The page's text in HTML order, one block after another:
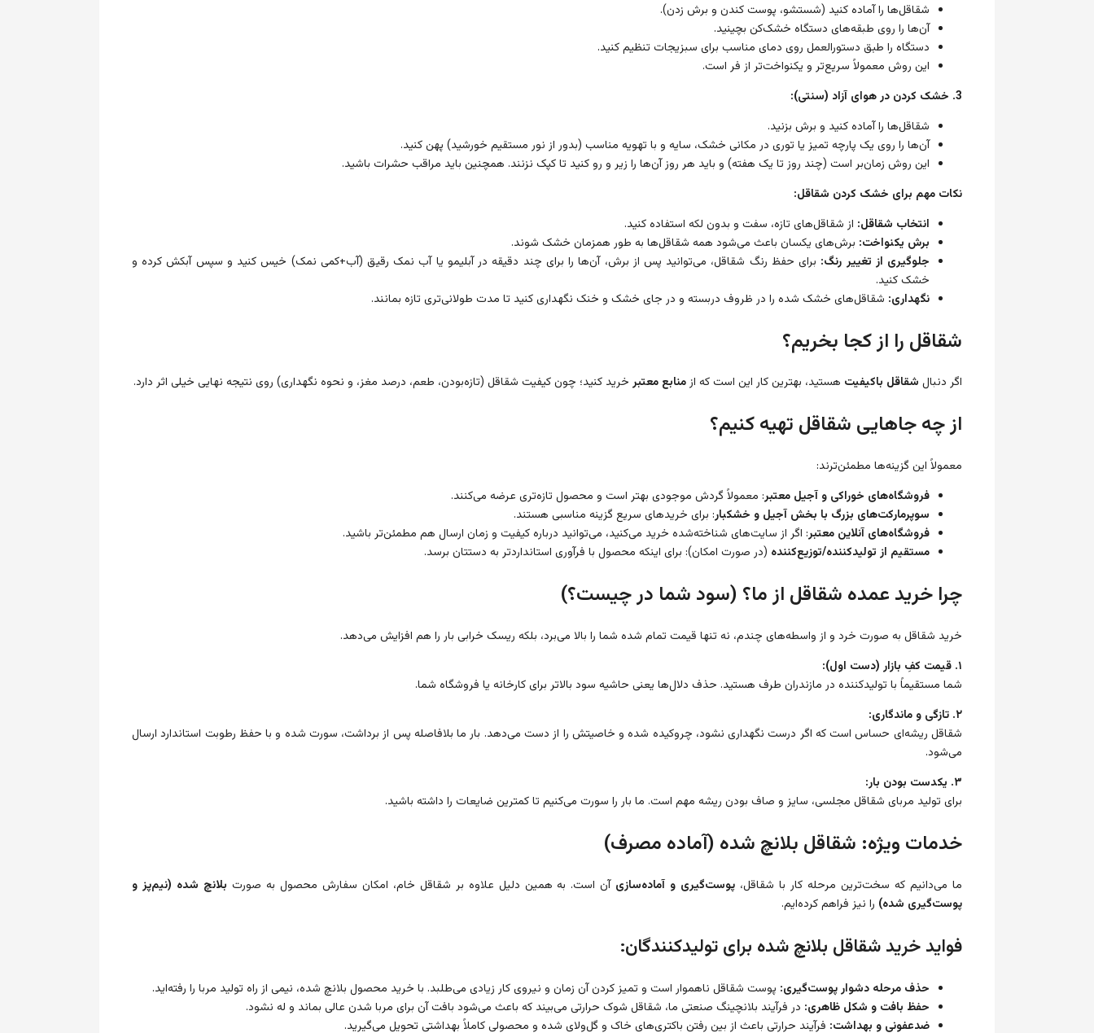
شقاقل‌ها را آماده کنید (شستشو، پوست کندن و برش زدن).
آن‌ها را روی طبقه‌های دستگاه خشک‌کن بچینید.
دستگاه را طبق دستورالعمل روی دمای مناسب برای سبزیجات تنظیم کنید.
این روش معمولاً سریع‌تر و یکنواخت‌تر از فر است.
3. خشک کردن در هوای آزاد (سنتی):
شقاقل‌ها را آماده کنید و برش بزنید.
آن‌ها را روی یک پارچه تمیز یا توری در مکانی خشک، سایه و با تهویه مناسب (بدور از نور مستقیم خورشید) پهن کنید.
این روش زمان‌بر است (چند روز تا یک هفته) و باید هر روز آن‌ها را زیر و رو کنید تا کپک نزنند. همچنین باید مراقب حشرات باشید.
نکات مهم برای خشک کردن شقاقل:
انتخاب شقاقل: از شقاقل‌های تازه، سفت و بدون لکه استفاده کنید.
برش یکنواخت: برش‌های یکسان باعث می‌شود همه شقاقل‌ها به طور همزمان خشک شوند.
جلوگیری از تغییر رنگ: برای حفظ رنگ شقاقل، می‌توانید پس از برش، آن‌ها را برای چند دقیقه در آبلیمو یا آب نمک رقیق (آب+کمی نمک) خیس کنید و سپس آبکش کرده و
خشک کنید.
نگهداری: شقاقل‌های خشک شده را در ظروف دربسته و در جای خشک و خنک نگهداری کنید تا مدت طولانی‌تری تازه بمانند.
شقاقل را از کجا بخریم؟
اگر دنبال شقاقل باکیفیت هستید، بهترین کار این است که ازمنابع معتبر خرید کنید؛ چون کیفیت شقاقل (تازه‌بودن، طعم، درصد مغز، و نحوه نگهداری) روی نتیجه نهایی خیلی اثر دارد.
از چه جاهایی شقاقل تهیه کنیم؟
معمولاً این گزینه‌ها مطمئن‌ترند:
فروشگاه‌های خوراکی و آجیل معتبر: معمولاً گردش موجودی بهتر است و محصول تازه‌تری عرضه می‌کنند.
سوپرمارکت‌های بزرگ با بخش آجیل و خشکبار: برای خریدهای سریع گزینه مناسبی هستند.
فروشگاه‌های آنلاین معتبر: اگر از سایت‌های شناخته‌شده خرید می‌کنید، می‌توانید درباره کیفیت و زمان ارسال هم مطمئن‌تر باشید.
مستقیم از تولیدکننده/توزیع‌کننده (در صورت امکان): برای اینکه محصول با فرآوری استانداردتر به دستتان برسد.
چرا خرید عمده شقاقل از ما؟ (سود شما در چیست؟)
خرید شقاقل به صورت خرد و از واسطه‌های چندم، نه تنها قیمت تمام شده شما را بالا می‌برد، بلکه ریسک خرابی بار را هم افزایش می‌دهد.
۱. قیمت کفِ بازار (دست اول):
شما مستقیماً با تولیدکننده در مازندران طرف هستید. حذف دلال‌ها یعنی حاشیه سود بالاتر برای کارخانه یا فروشگاه شما.
۲. تازگی و ماندگاری:
شقاقل ریشه‌ای حساس است که اگر درست نگهداری نشود، چروکیده شده و خاصیتش را از دست می‌دهد. بار ما بلافاصله پس از برداشت، سورت شده و با حفظ رطوبت استاندارد ارسال
می‌شود.
۳. یکدست بودن بار:
برای تولید مربای شقاقل مجلسی، سایز و صاف بودن ریشه مهم است. ما بار را سورت می‌کنیم تا کمترین ضایعات را داشته باشید.
خدمات ویژه: شقاقل بلانچ شده (آماده مصرف)
ما می‌دانیم که سخت‌ترین مرحله کار با شقاقل، پوست‌گیری و آماده‌سازی آن است. به همین دلیل علاوه بر شقاقل خام، امکان سفارش محصول به صورت بلانچ شده (نیم‌پز و
پوست‌گیری شده) را نیز فراهم کرده‌ایم.
فواید خرید شقاقل بلانچ شده برای تولیدکنندگان:
حذف مرحله دشوار پوست‌گیری: پوست شقاقل ناهموار است و تمیز کردن آن زمان و نیروی کار زیادی می‌طلبد. با خرید محصول بلانچ شده، نیمی از راه تولید مربا را رفته‌اید.
حفظ بافت و شکل ظاهری: در فرآیند بلانچینگ صنعتی ما، شقاقل شوک حرارتی می‌بیند که باعث می‌شود بافت آن برای مربا شدن عالی بماند و له نشود.
ضدعفونی و بهداشت: فرآیند حرارتی باعث از بین رفتن باکتری‌های خاک و گل‌ولای شده و محصولی کاملاً بهداشتی تحویل می‌گیرید.